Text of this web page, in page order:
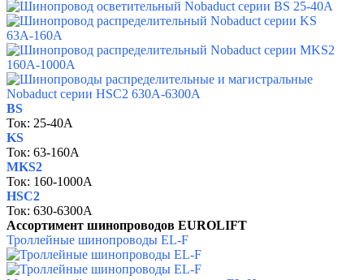
BS
Ток: 25-40A
KS
Ток: 63-160A
MKS2
Ток: 160-1000A
HSC2
Ток: 630-6300A
Ассортимент шинопроводов EUROLIFT
Троллейные шинопроводы EL-F